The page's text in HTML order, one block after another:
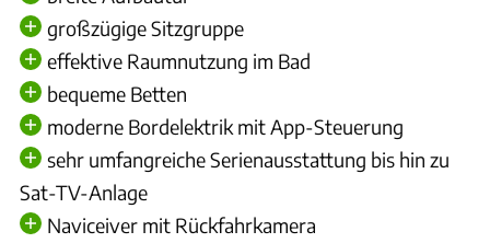
großzügige Sitzgruppe
effektive Raumnutzung im Bad
bequeme Betten
moderne Bordelektrik mit App-Steuerung
sehr umfangreiche Serienausstattung bis hin zu
Sat-TV-Anlage
Naviceiver mit Rückfahrkamera